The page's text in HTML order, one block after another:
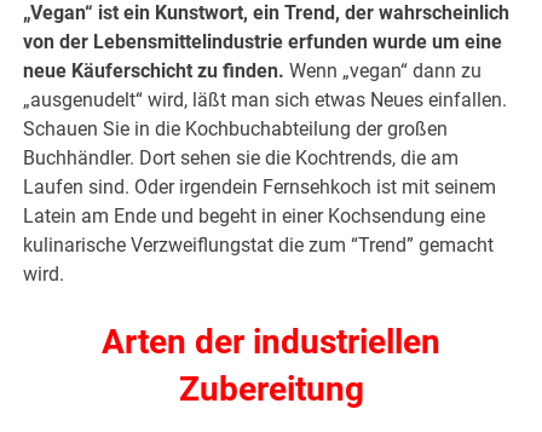
„Vegan“ ist ein Kunstwort, ein Trend, der wahrscheinlich
von der Lebensmittelindustrie erfunden wurde um eine
neue Käuferschicht zu finden. Wenn „vegan“ dann zu
„ausgenudelt“ wird, läßt man sich etwas Neues einfallen.
Schauen Sie in die Kochbuchabteilung der großen
Buchhändler. Dort sehen sie die Kochtrends, die am
Laufen sind. Oder irgendein Fernsehkoch ist mit seinem
Latein am Ende und begeht in einer Kochsendung eine
kulinarische Verzweiflungstat die zum “Trend” gemacht
wird.
Arten der industriellen
Zubereitung